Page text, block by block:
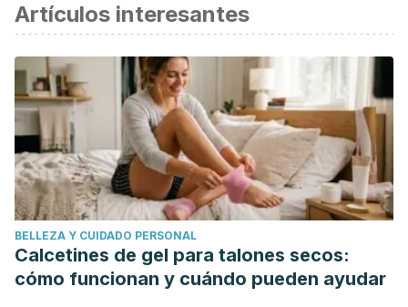
científica.
Villa, A., & Woo, S. Bin. (2017). Leukoplakia—A Diagnostic
and Management Algorithm. Journal of Oral and
Maxillofacial Surgery.
https://doi.org/10.1016/j.joms.2016.10.012
Parlatescu, I., Gheorghe, C., Coculescu, E., & Tovaru, S.
(2014). Oral leukoplakia – An Update. Maedica.
Feller, L., & Lemmer, J. (2012). Oral leukoplakia as it relates
to HPV infection: A review. International Journal of
Dentistry. https://doi.org/10.1155/2012/540561
Artículos interesantes
BELLEZA Y CUIDADO PERSONAL
Calcetines de gel para talones secos:
cómo funcionan y cuándo pueden ayudar